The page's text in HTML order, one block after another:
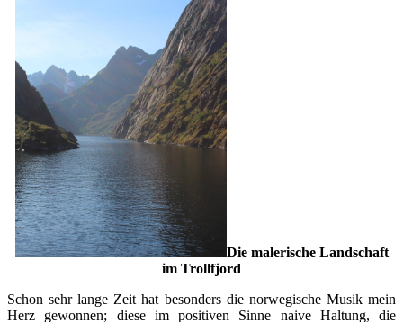
Die malerische Landschaft
im Trollfjord
Schon sehr lange Zeit hat besonders die norwegische Musik mein
Herz gewonnen; diese im positiven Sinne naive Haltung, die